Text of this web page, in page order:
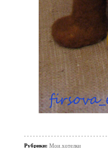
Рубрики: Мои хотелки